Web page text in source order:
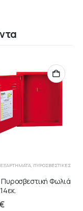
, ΠΥΡΟΣΒΕΣΤΙΚΈΣ
Φωλιά